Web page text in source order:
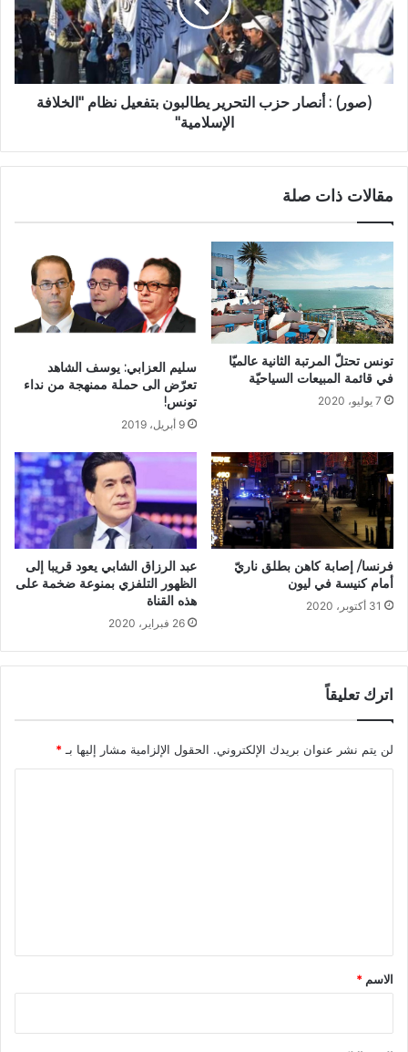
(صور) : أنصار حزب التحرير يطالبون بتفعيل نظام "الخلافة
الإسلامية"
مقالات ذات صلة
تونس تحتلّ المرتبة الثانية عالميّا
في قائمة المبيعات السياحيّة
7 يوليو، 2020
سليم العزابي: يوسف الشاهد
تعرّض الى حملة ممنهجة من نداء
تونس!
9 أبريل، 2019
فرنسا/ إصابة كاهن بطلق ناريّ
أمام كنيسة في ليون
31 أكتوبر، 2020
عبد الرزاق الشابي يعود قريبا إلى
الظهور التلفزي بمنوعة ضخمة على
هذه القناة
26 فبراير، 2020
اترك تعليقاً
لن يتم نشر عنوان بريدك الإلكتروني. الحقول الإلزامية مشار إليها بـ *
*
الاسم *